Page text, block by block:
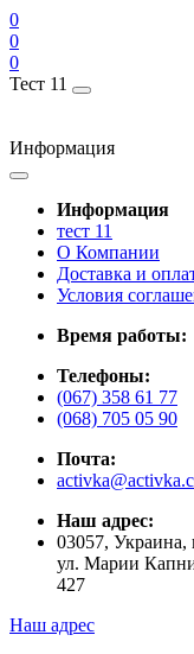
0
0
0
Тест 11
Информация
Информация
тест 11
О Компании
Доставка и
Условия
Время работы:
Телефоны:
(067) 358 61 77
(068) 705 05 90
Почта:
Наш адрес:
03057, Украина,
ул. Марии
427
Наш адрес